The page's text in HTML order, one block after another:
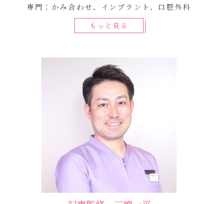
専門：かみ合わせ、インプラント、口腔外科
もっと見る